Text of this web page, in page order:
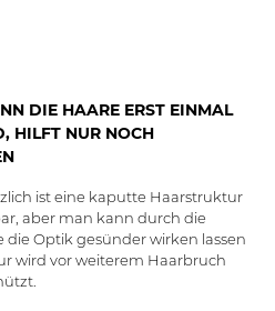
DIE HAARE ERST EINMAL
HILFT NUR NOCH
ist eine kaputte Haarstruktur
aber man kann durch die
die Optik gesünder wirken lassen
wird vor weiterem Haarbruch